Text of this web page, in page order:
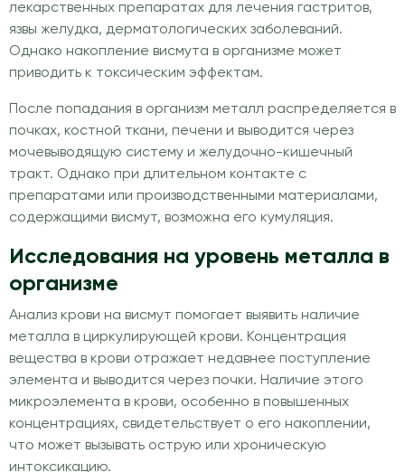
лекарственных препаратах для лечения гастритов,
язвы желудка, дерматологических заболеваний.
Однако накопление висмута в организме может
приводить к токсическим эффектам.
После попадания в организм металл распределяется в
почках, костной ткани, печени и выводится через
мочевыводящую систему и желудочно-кишечный
тракт. Однако при длительном контакте с
препаратами или производственными материалами,
содержащими висмут, возможна его кумуляция.
Исследования на уровень металла в
организме
Анализ крови на висмут помогает выявить наличие
металла в циркулирующей крови. Концентрация
вещества в крови отражает недавнее поступление
элемента и выводится через почки. Наличие этого
микроэлемента в крови, особенно в повышенных
концентрациях, свидетельствует о его накоплении,
что может вызывать острую или хроническую
интоксикацию.